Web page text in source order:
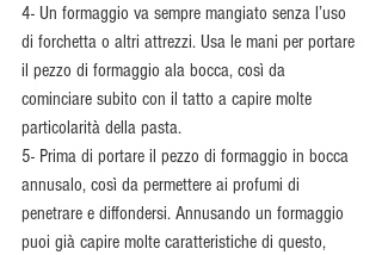
4- Un formaggio va sempre mangiato senza l’uso
di forchetta o altri attrezzi. Usa le mani per portare
il pezzo di formaggio ala bocca, così da
cominciare subito con il tatto a capire molte
particolarità della pasta.
5- Prima di portare il pezzo di formaggio in bocca
annusalo, così da permettere ai profumi di
penetrare e diffondersi. Annusando un formaggio
puoi già capire molte caratteristiche di questo,